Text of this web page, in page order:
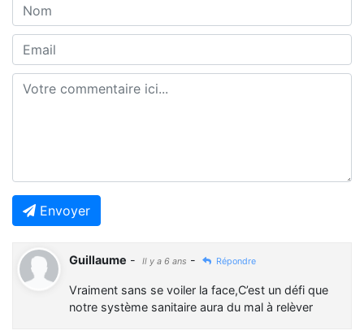
Envoyer
Guillaume - Il y a 6 ans - Répondre
Vraiment sans se voiler la face,C’est un défi que
notre système sanitaire aura du mal à relèver